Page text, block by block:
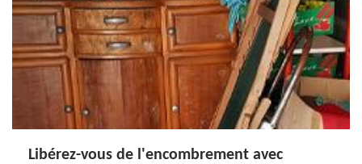
Libérez-vous de l'encombrement avec